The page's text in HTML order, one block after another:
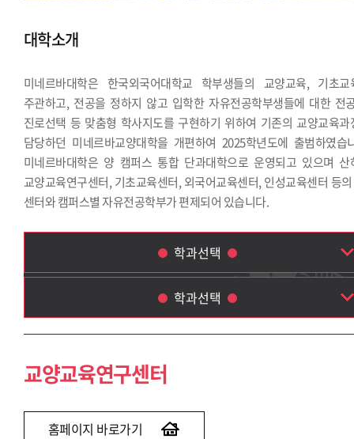
대학소개
미네르바대학은 한국외국어대학교 학부생들의 교양교육, 기초교
주관하고, 전공을 정하지 않고 입학한 자유전공학부생들에 대한 전
진로선택 등 맞춤형 학사지도를 구현하기 위하여 기존의 교양교육과
담당하던 미네르바교양대학을 개편하여 2025학년도에 출범하였습
미네르바대학은 양 캠퍼스 통합 단과대학으로 운영되고 있으며 산
교양교육연구센터, 기초교육센터, 외국어교육센터, 인성교육센터 등
센터와 캠퍼스별 자유전공학부가 편제되어 있습니다.
학과선택
학과선택
교양교육연구센터
외국어교육센터
자유전공학부
교양교육연구센터
홈페이지 바로가기